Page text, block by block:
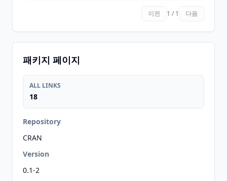
이전 1 / 1 다음
패키지 페이지
ALL LINKS
18
Repository
CRAN
Version
0.1-2